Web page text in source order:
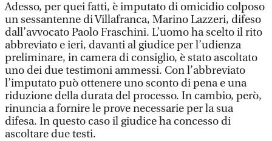
Adesso, per quei fatti, è imputato di omicidio colposo
un sessantenne di Villafranca, Marino Lazzeri, difeso
dall’avvocato Paolo Fraschini. L’uomo ha scelto il rito
abbreviato e ieri, davanti al giudice per l’udienza
preliminare, in camera di consiglio, è stato ascoltato
uno dei due testimoni ammessi. Con l’abbreviato
l’imputato può ottenere uno sconto di pena e una
riduzione della durata del processo. In cambio, però,
rinuncia a fornire le prove necessarie per la sua
difesa. In questo caso il giudice ha concesso di
ascoltare due testi.